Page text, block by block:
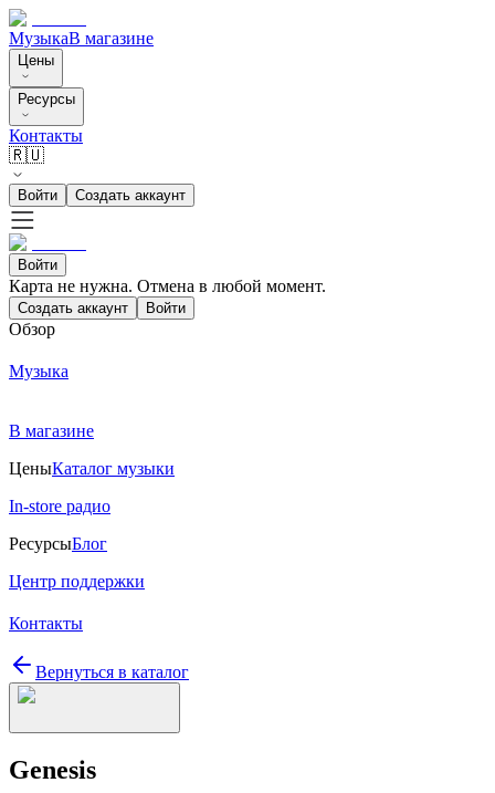
МузыкаВ магазине
Цены
Ресурсы
Контакты
🇷🇺
Войти Создать аккаунт
Войти
Карта не нужна. Отмена в любой момент.
Создать аккаунт Войти
Обзор
Музыка
В магазине
ЦеныКаталог музыки
In-store радио
РесурсыБлог
Центр поддержки
Контакты
Вернуться в каталог
Genesis